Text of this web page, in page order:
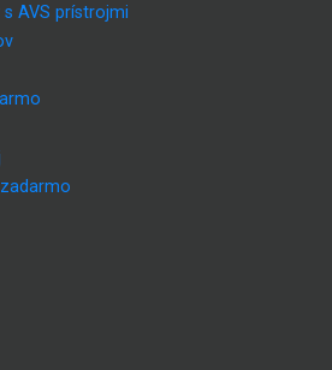
AVS prístrojmi